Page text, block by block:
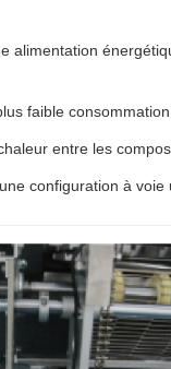
alimentation
faible
entre les
configuration à voie